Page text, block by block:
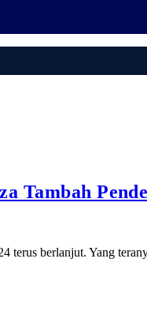
Tambah
terus berlanjut. Yang